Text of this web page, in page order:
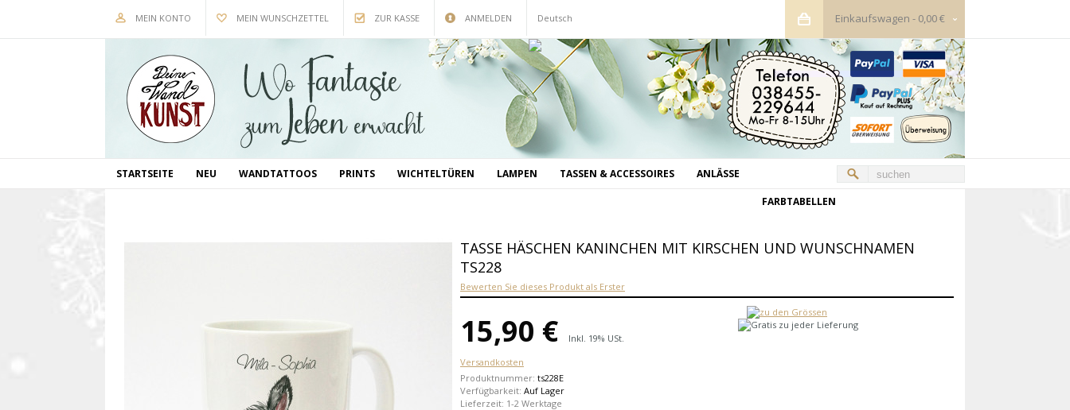
MEIN KONTO MEIN WUNSCHZETTEL ZUR KASSE ANMELDEN Deutsch Einkaufswagen - 0,00 €
STARTSEITE NEU WANDTATTOOS PRINTS WICHTELTÜREN LAMPEN TASSEN & ACCESSOIRES ANLÄSSE
FARBTABELLEN
TASSE HÄSCHEN KANINCHEN MIT KIRSCHEN UND WUNSCHNAMEN
TS228
Bewerten Sie dieses Produkt als Erster
15,90 €
Inkl. 19% USt.
Versandkosten
Produktnummer: ts228E
Verfügbarkeit: Auf Lager
Lieferzeit: 1-2 Werktage